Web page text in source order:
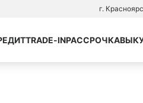
г.
TRADE-INРАССРОЧКА